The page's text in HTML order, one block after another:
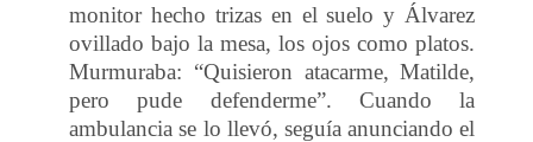
monitor hecho trizas en el suelo y Álvarez
ovillado bajo la mesa, los ojos como platos.
Murmuraba: “Quisieron atacarme, Matilde,
pero pude defenderme”. Cuando la
ambulancia se lo llevó, seguía anunciando el